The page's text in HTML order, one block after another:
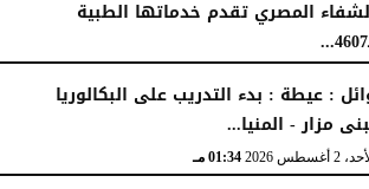
المصري تقدم خدماتها الطبية
: عيطة : بدء التدريب على البكالوريا
مزار - المنيا...
2 أغسطس 2026 01:34 مـ